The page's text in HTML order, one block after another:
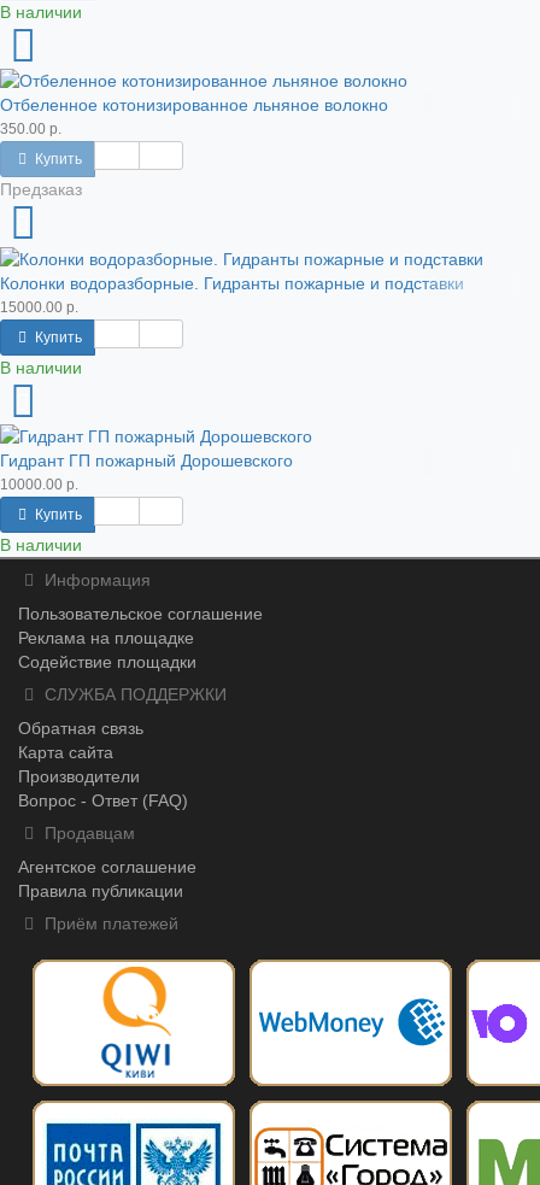
В наличии
Отбеленное котонизированное льняное волокно
350.00 р.
Купить
Предзаказ
Колонки водоразборные. Гидранты пожарные и подставки
15000.00 р.
Купить
В наличии
Гидрант ГП пожарный Дорошевского
10000.00 р.
Купить
В наличии
Информация
Пользовательское соглашение
Реклама на площадке
Содействие площадки
СЛУЖБА ПОДДЕРЖКИ
Обратная связь
Карта сайта
Производители
Вопрос - Ответ (FAQ)
Продавцам
Агентское соглашение
Правила публикации
Приём платежей